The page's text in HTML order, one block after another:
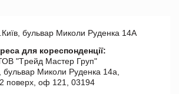
бульвар Миколи Руденка 14А
для кореспонденції:
"Tрейд Мастер Груп"
бульвар Миколи Руденка 14а,
2 поверх, оф 121, 03194